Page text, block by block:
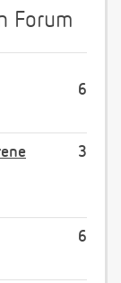
Forum
6
3
6